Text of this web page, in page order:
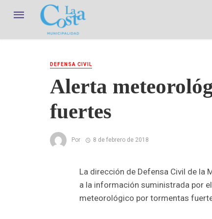
DEFENSA CIVIL
Alerta
fuertes
Por 8 de febrero de 2018
La dirección de Defensa Civil de la
a la información suministrada por
meteorológico por tormentas